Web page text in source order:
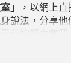
」
，以網上
說法，分享